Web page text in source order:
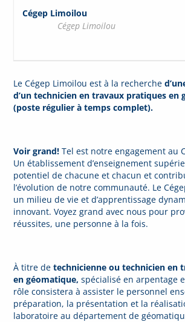
Cégep Limoilou
Cégep Limoilou
Le Cégep Limoilou est à la recherche
d’un technicien en travaux pratiques en
(poste régulier à temps complet).
Voir grand! Tel est notre engagement au
Un établissement d’enseignement
potentiel de chacune et chacun et
l’évolution de notre communauté. Le
un milieu de vie et d’apprentissage
innovant. Voyez grand avec nous pour
réussites, une personne à la fois.
À titre de technicienne ou technicien en
en géomatique, spécialisé en arpentage
rôle consistera à assister le personnel
préparation, la présentation et la
laboratoire au département de